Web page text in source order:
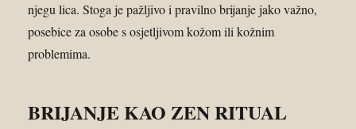
njegu lica. Stoga je pažljivo i pravilno brijanje jako važno,
posebice za osobe s osjetljivom kožom ili kožnim
problemima.
BRIJANJE KAO ZEN RITUAL